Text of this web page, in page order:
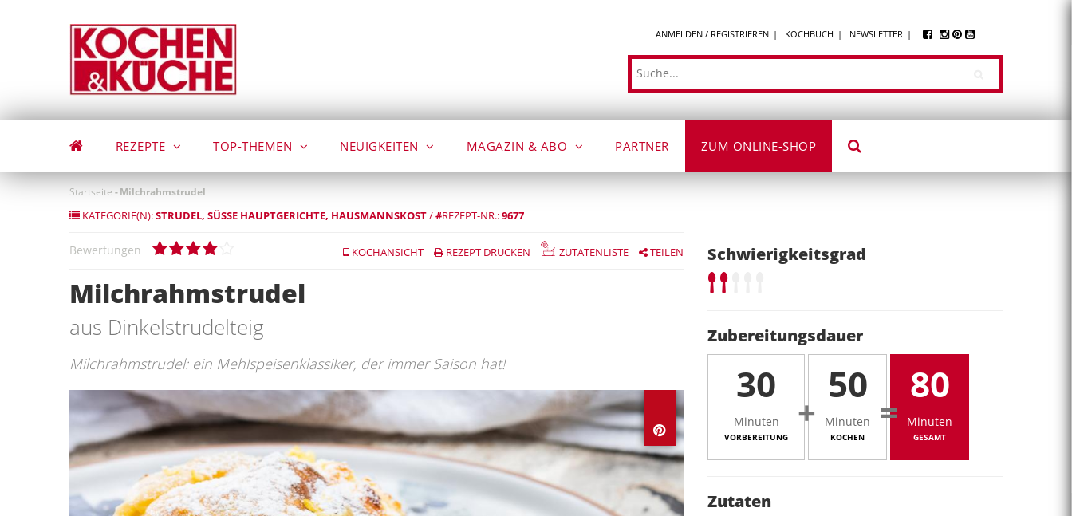
ANMELDEN / REGISTRIEREN KOCHBUCH NEWSLETTER
Suche
REZEPTE TOP-THEMEN NEUIGKEITEN MAGAZIN & ABO PARTNER ZUM ONLINE-SHOP
Startseite -Milchrahmstrudel
KATEGORIE(N):STRUDEL SÜSSE HAUPTGERICHTE HAUSMANNSKOST/#REZEPT-NR.:9677
Bewertungen KOCHANSICHT REZEPT DRUCKEN ZUTATENLISTE TEILEN
Milchrahmstrudel
aus Dinkelstrudelteig
Milchrahmstrudel: ein Mehlspeisenklassiker, der immer Saison hat!
Schwierigkeitsgrad
Zubereitungsdauer
30
Minuten
VORBEREITUNG
+
50
Minuten
KOCHEN
=
80
Minuten
GESAMT
Zutaten